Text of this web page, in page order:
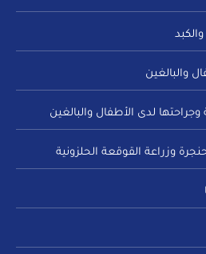
والبالغين
لدى الأطفال والبالغين
وزراعة القوقعة الحلزونية